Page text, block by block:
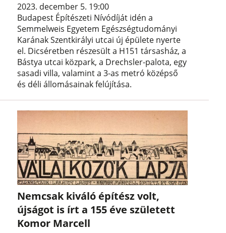
2023. december 5. 19:00
Budapest Építészeti Nívódíját idén a
Semmelweis Egyetem Egészségtudományi
Karának Szentkirályi utcai új épülete nyerte
el. Dicséretben részesült a H151 társasház, a
Bástya utcai közpark, a Drechsler-palota, egy
sasadi villa, valamint a 3-as metró középső
és déli állomásainak felújítása.
Nemcsak kiváló építész volt,
újságot is írt a 155 éve született
Komor Marcell